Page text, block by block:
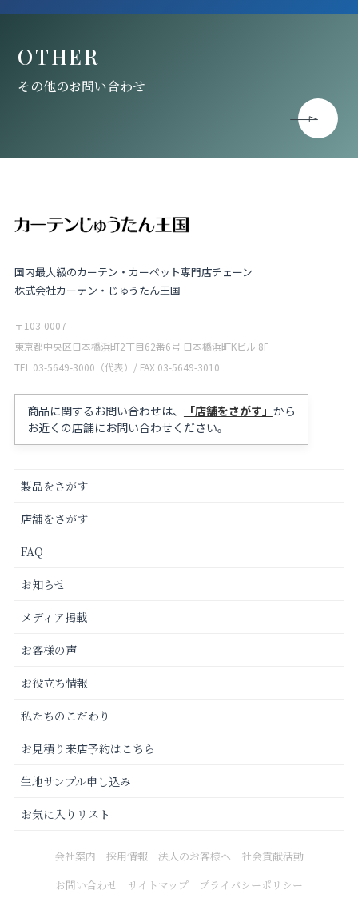
OTHER
その他のお問い合わせ
国内最大級のカーテン・カーペット専門店チェーン
株式会社カーテン・じゅうたん王国
〒103-0007
東京都中央区日本橋浜町2丁目62番6号 日本橋浜町Kビル 8F
TEL 03-5649-3000（代表）/ FAX 03-5649-3010
商品に関するお問い合わせは、 「店舗をさがす」 から
お近くの店舗にお問い合わせください。
製品をさがす
店舗をさがす
FAQ
お知らせ
メディア掲載
お客様の声
お役立ち情報
私たちのこだわり
お見積り来店予約はこちら
生地サンプル申し込み
お気に入りリスト
会社案内 採用情報 法人のお客様へ
社会貢献活動
お問い合わせ
サイトマップ プライバシーポリシー